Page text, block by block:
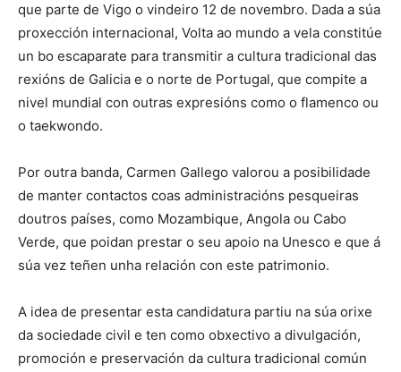
que parte de Vigo o vindeiro 12 de novembro. Dada a súa
proxección internacional, Volta ao mundo a vela constitúe
un bo escaparate para transmitir a cultura tradicional das
rexións de Galicia e o norte de Portugal, que compite a
nivel mundial con outras expresións como o flamenco ou
o taekwondo.
Por outra banda, Carmen Gallego valorou a posibilidade
de manter contactos coas administracións pesqueiras
doutros países, como Mozambique, Angola ou Cabo
Verde, que poidan prestar o seu apoio na Unesco e que á
súa vez teñen unha relación con este patrimonio.
A idea de presentar esta candidatura partiu na súa orixe
da sociedade civil e ten como obxectivo a divulgación,
promoción e preservación da cultura tradicional común